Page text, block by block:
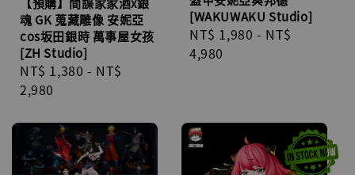
魂 GK 蒐藏雕像 安妮亞
cos坂田銀時 萬事屋女孩
[ZH Studio]
Regular
price
NT$ 1,380 - NT$
2,980
[WAKUWAKU Studio]
Regular
price
NT$ 1,980 - NT$
4,980